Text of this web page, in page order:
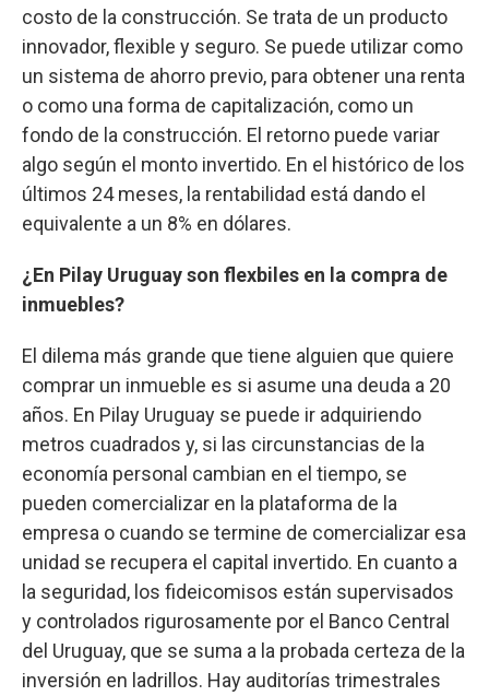
costo de la construcción. Se trata de un producto
innovador, flexible y seguro. Se puede utilizar como
un sistema de ahorro previo, para obtener una renta
o como una forma de capitalización, como un
fondo de la construcción. El retorno puede variar
algo según el monto invertido. En el histórico de los
últimos 24 meses, la rentabilidad está dando el
equivalente a un 8% en dólares.
¿En Pilay Uruguay son flexbiles en la compra de
inmuebles?
El dilema más grande que tiene alguien que quiere
comprar un inmueble es si asume una deuda a 20
años. En Pilay Uruguay se puede ir adquiriendo
metros cuadrados y, si las circunstancias de la
economía personal cambian en el tiempo, se
pueden comercializar en la plataforma de la
empresa o cuando se termine de comercializar esa
unidad se recupera el capital invertido. En cuanto a
la seguridad, los fideicomisos están supervisados
y controlados rigurosamente por el Banco Central
del Uruguay, que se suma a la probada certeza de la
inversión en ladrillos. Hay auditorías trimestrales